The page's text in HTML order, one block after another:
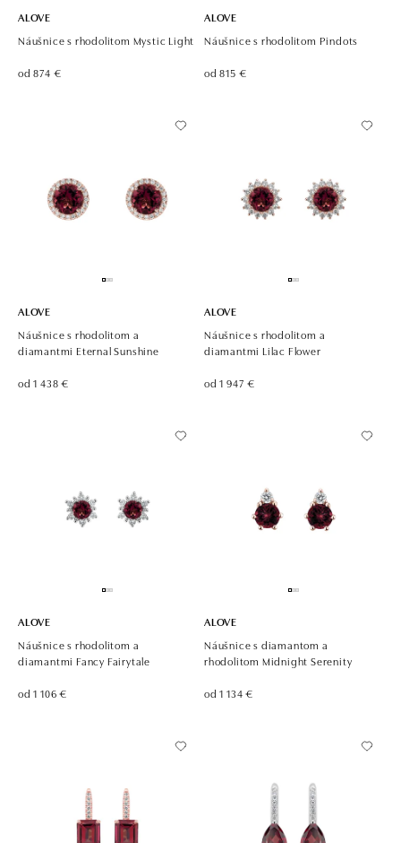
ALOVE
Náušnice s rhodolitom Mystic Light
od 874 €
ALOVE
Náušnice s rhodolitom Pindots
od 815 €
ALOVE
Náušnice s rhodolitom a
diamantmi Eternal Sunshine
od 1 438 €
ALOVE
Náušnice s rhodolitom a
diamantmi Lilac Flower
od 1 947 €
ALOVE
Náušnice s rhodolitom a
diamantmi Fancy Fairytale
od 1 106 €
ALOVE
Náušnice s diamantom a
rhodolitom Midnight Serenity
od 1 134 €